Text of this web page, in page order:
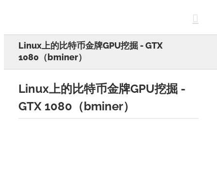
Linux上的比特币金牌GPU挖掘 - GTX
1080（bminer）
Linux上的比特币金牌GPU挖掘 -
GTX 1080（bminer）